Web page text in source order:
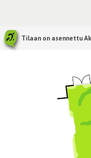
Tilaan on asennettu